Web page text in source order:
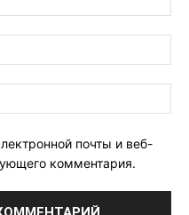
почты и веб-
комментария.